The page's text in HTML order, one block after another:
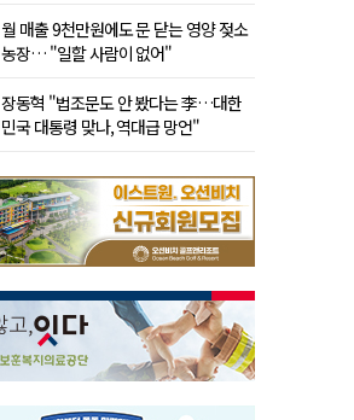
월 매출 9천만원에도 문 닫는 영양 젖소
농장… "일할 사람이 없어"
장동혁 "법조문도 안 봤다는 李…대한
민국 대통령 맞나, 역대급 망언"